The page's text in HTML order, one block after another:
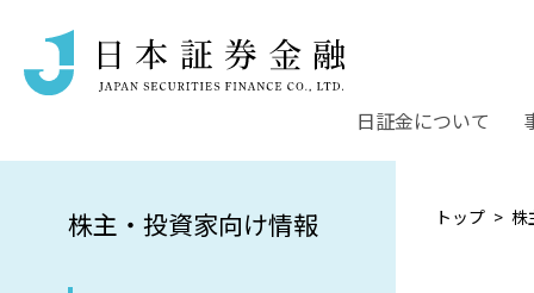
日証金について
株主・投資家向け情報 トップ 株